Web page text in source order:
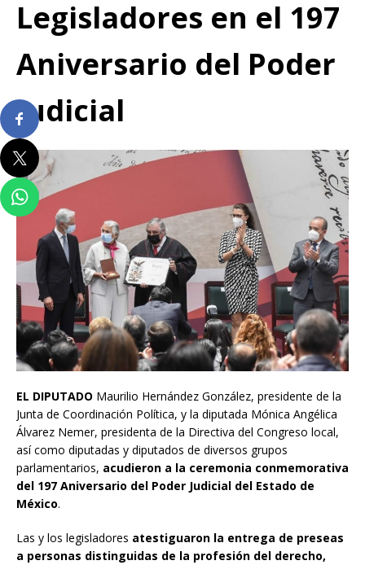
Legisladores en el 197
Aniversario del Poder
Judicial
EL DIPUTADO Maurilio Hernández González, presidente de la
Junta de Coordinación Política, y la diputada Mónica Angélica
Álvarez Nemer, presidenta de la Directiva del Congreso local,
así como diputadas y diputados de diversos grupos
parlamentarios, acudieron a la ceremonia conmemorativa
del 197 Aniversario del Poder Judicial del Estado de
México.
Las y los legisladores atestiguaron la entrega de preseas
a personas distinguidas de la profesión del derecho,